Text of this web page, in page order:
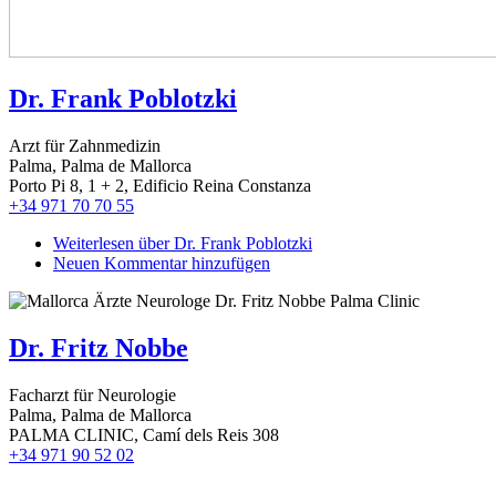
Dr. Frank Poblotzki
Arzt für Zahnmedizin
Palma, Palma de Mallorca
Porto Pi 8, 1 + 2, Edificio Reina Constanza
+34 971 70 70 55
Weiterlesen über Dr. Frank Poblotzki
Neuen Kommentar hinzufügen
Dr. Fritz Nobbe
Facharzt für Neurologie
Palma, Palma de Mallorca
PALMA CLINIC, Camí dels Reis 308
+34 971 90 52 02